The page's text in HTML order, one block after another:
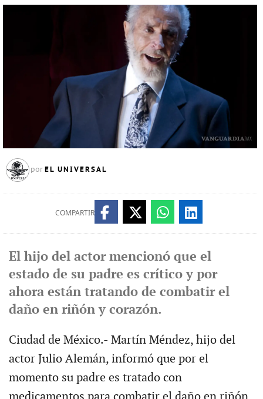
por EL UNIVERSAL
COMPARTIR
El hijo del actor mencionó que el
estado de su padre es crítico y por
ahora están tratando de combatir el
daño en riñón y corazón.
Ciudad de México.- Martín Méndez, hijo del
actor Julio Alemán, informó que por el
momento su padre es tratado con